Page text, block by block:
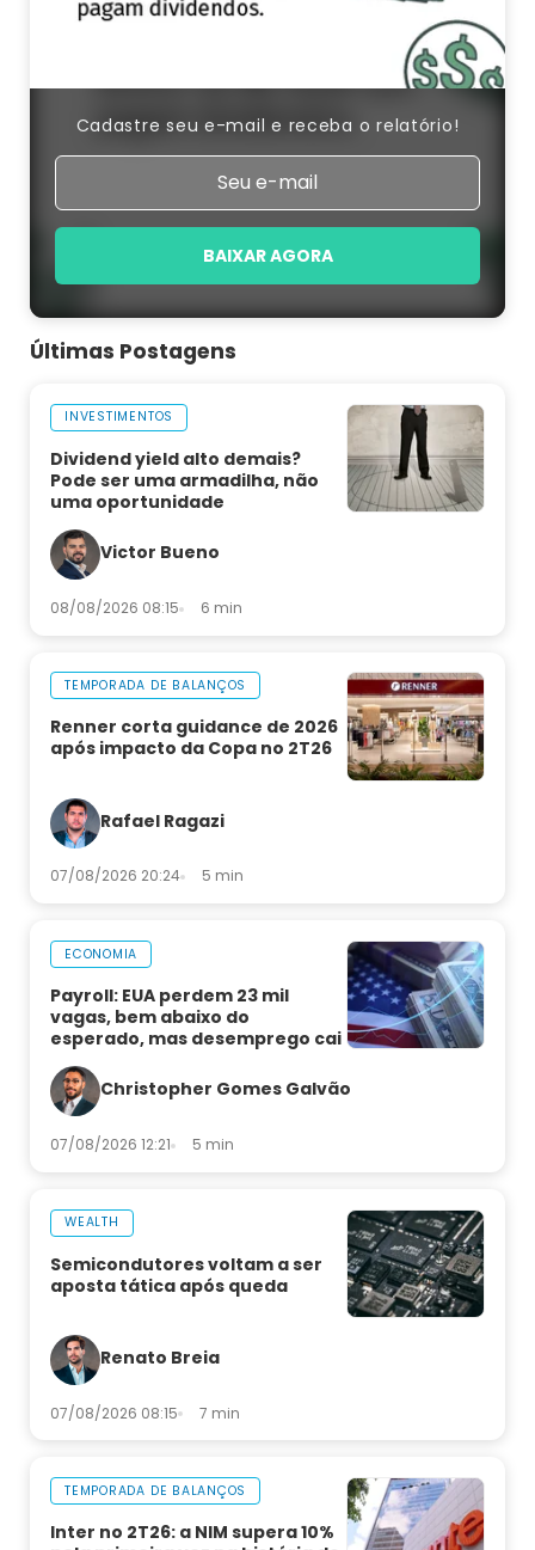
Cadastre seu e-mail e receba o relatório!
BAIXAR AGORA
Últimas Postagens
INVESTIMENTOS
Dividend yield alto demais?
Pode ser uma armadilha, não
uma oportunidade
Victor Bueno
08/08/2026 08:15 6 min
TEMPORADA DE BALANÇOS
Renner corta guidance de 2026
após impacto da Copa no 2T26
Rafael Ragazi
07/08/2026 20:24 5 min
ECONOMIA
Payroll: EUA perdem 23 mil
vagas, bem abaixo do
esperado, mas desemprego cai
Christopher Gomes Galvão
07/08/2026 12:21 5 min
WEALTH
Semicondutores voltam a ser
aposta tática após queda
Renato Breia
07/08/2026 08:15 7 min
TEMPORADA DE BALANÇOS
Inter no 2T26: a NIM supera 10%